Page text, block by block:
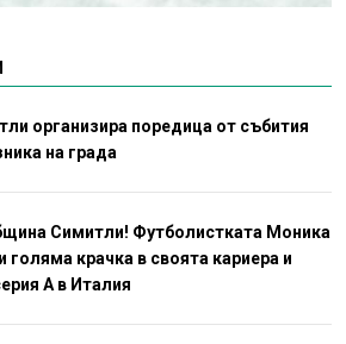
организира поредица от събития
на града
Симитли! Футболистката Моника
голяма крачка в своята кариера и
А в Италия